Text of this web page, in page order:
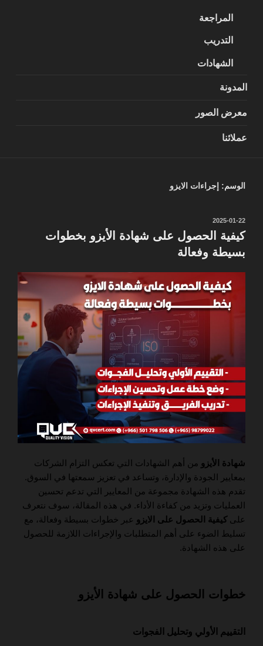
المراجعة
التدريب
الشهادات
المدونة
معرض الصور
عملائنا
الوسم: إجراءات الايزو
نُشر
في
2025-01-22
كيفية الحصول على شهادة الأيزو بخطوات
بسيطة وفعالة
شهادة الأيزو من أهم الشهادات التي تعكس التزام الشركات
بمعايير الجودة والإدارة، وتساعد في تعزيز سمعتها في السوق.
تقدم هذه الشهادة مجموعة من المعايير التي تدعم تحسين
العمليات وتزيد من كفاءة الأداء. في هذه المقالة، سوف نتعرف
علىكيفية الحصول على الايزو عبر خطوات بسيطة وفعالة، مع
تسليط الضوء على أهم المتطلبات والإجراءات اللازمة للحصول
على هذه الشهادة.
خطوات الحصول على شهادة الأيزو
التقييم الأولي وتحليل الفجوات